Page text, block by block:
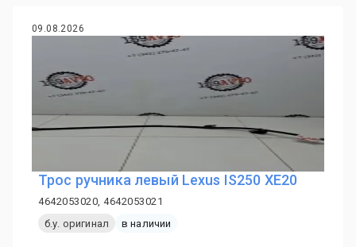
09.08.2026
Трос ручника левый Lexus IS250 XE20
4642053020, 4642053021
б.у. оригинал
в наличии